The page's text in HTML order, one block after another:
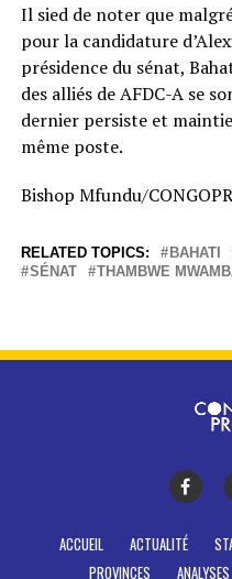
Il sied de noter que
pour la candidature
présidence du sénat,
des alliés de AFDC-A se
dernier persiste et
même poste.
Bishop Mfundu/
RELATED TOPICS: BAHATI
SÉNAT
THAMBWE
ACCUEIL ACTUALITÉ
PROVINCES